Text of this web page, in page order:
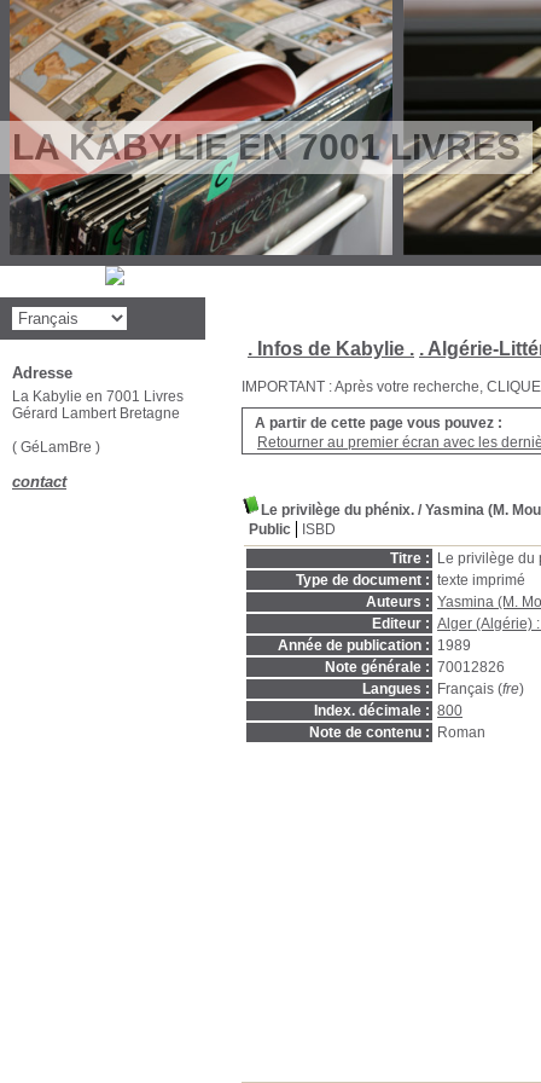
LA KABYLIE EN 7001 LIVRES
. Infos de Kabylie . . Algérie-
IMPORTANT : Après votre recherche,
A partir de cette page vous pouvez :
Retourner au premier écran avec les
Le privilège du phénix. / Yasmina (M.
Public
ISBD
Titre :
Le privilège du
Type de document : texte imprimé
Auteurs : Yasmina (M.
Editeur : Alger (Algérie)
Année de publication : 1989
Note générale : 70012826
Langues :
Français (fre)
Index. décimale : 800
Note de contenu :
Roman
Adresse
La Kabylie en 7001 Livres
Gérard Lambert Bretagne
( GéLamBre )
contact